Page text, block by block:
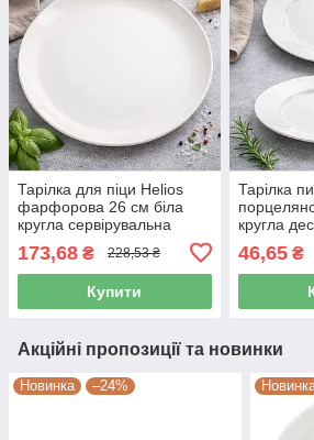
Тарілка для піци Helios
фарфорова 26 см біла
кругла сервірувальна
173,68 ₴ 228,53 ₴
Купити
Тарілка
кругла
46,65₴
Акційні пропозиції та новинки
Новинка –24%